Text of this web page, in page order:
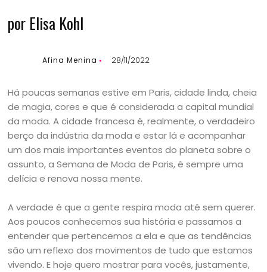
por Elisa Kohl
Afina Menina 28/11/2022
Há poucas semanas estive em Paris, cidade linda, cheia
de magia, cores e que é considerada a capital mundial
da moda. A cidade francesa é, realmente, o verdadeiro
berço da indústria da moda e estar lá e acompanhar
um dos mais importantes eventos do planeta sobre o
assunto, a Semana de Moda de Paris, é sempre uma
delícia e renova nossa mente.
A verdade é que a gente respira moda até sem querer.
Aos poucos conhecemos sua história e passamos a
entender que pertencemos a ela e que as tendências
são um reflexo dos movimentos de tudo que estamos
vivendo. E hoje quero mostrar para vocês, justamente,